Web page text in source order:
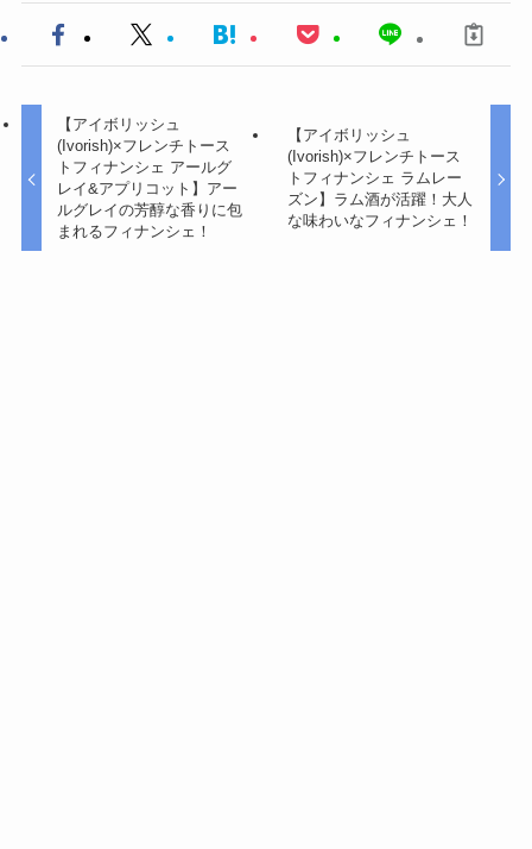
【アイボリッシュ
(Ivorish)×フレンチトース
トフィナンシェ アールグ
レイ&アプリコット】アー
ルグレイの芳醇な香りに包
まれるフィナンシェ！
【アイボリッシュ
(Ivorish)×フレンチトース
トフィナンシェ ラムレー
ズン】ラム酒が活躍！大人
な味わいなフィナンシェ！